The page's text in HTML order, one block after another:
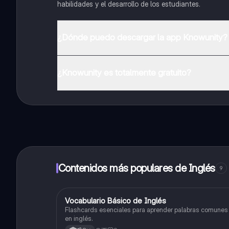
habilidades y el desarrollo de los estudiantes.
inmeditamente. Puedes ganar dinero utilizando la
Contenidos más populares de Inglés 9
VInglés
Vocabulario Básico de Inglés
Flashcards esenciales para aprender palabras comunes
en inglés.